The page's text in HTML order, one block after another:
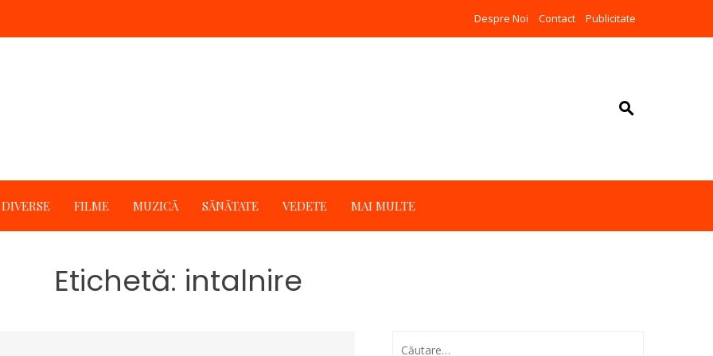
Despre Noi Contact Publicitate
DIVERSE FILME MUZICĂ SĂNĂTATE VEDETE MAI MULTE
Etichetă: intalnire